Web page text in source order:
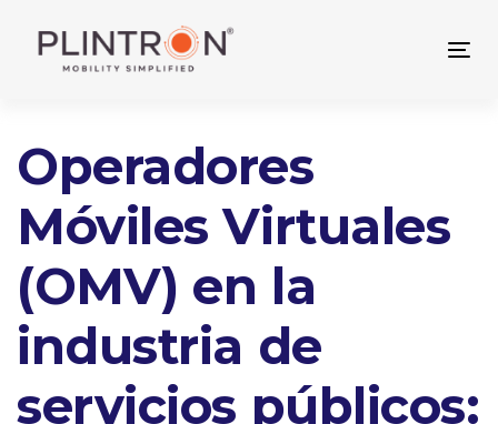
primary
content
Operadores
Móviles Virtuales
(OMV) en la
industria de
servicios públicos:
Post
navigation